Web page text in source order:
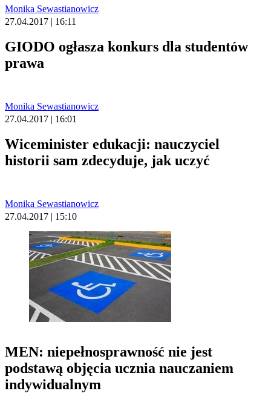
Monika Sewastianowicz
27.04.2017 | 16:11
GIODO ogłasza konkurs dla studentów
prawa
Monika Sewastianowicz
27.04.2017 | 16:01
Wiceminister edukacji: nauczyciel
historii sam zdecyduje, jak uczyć
Monika Sewastianowicz
27.04.2017 | 15:10
MEN: niepełnosprawność nie jest
podstawą objęcia ucznia nauczaniem
indywidualnym